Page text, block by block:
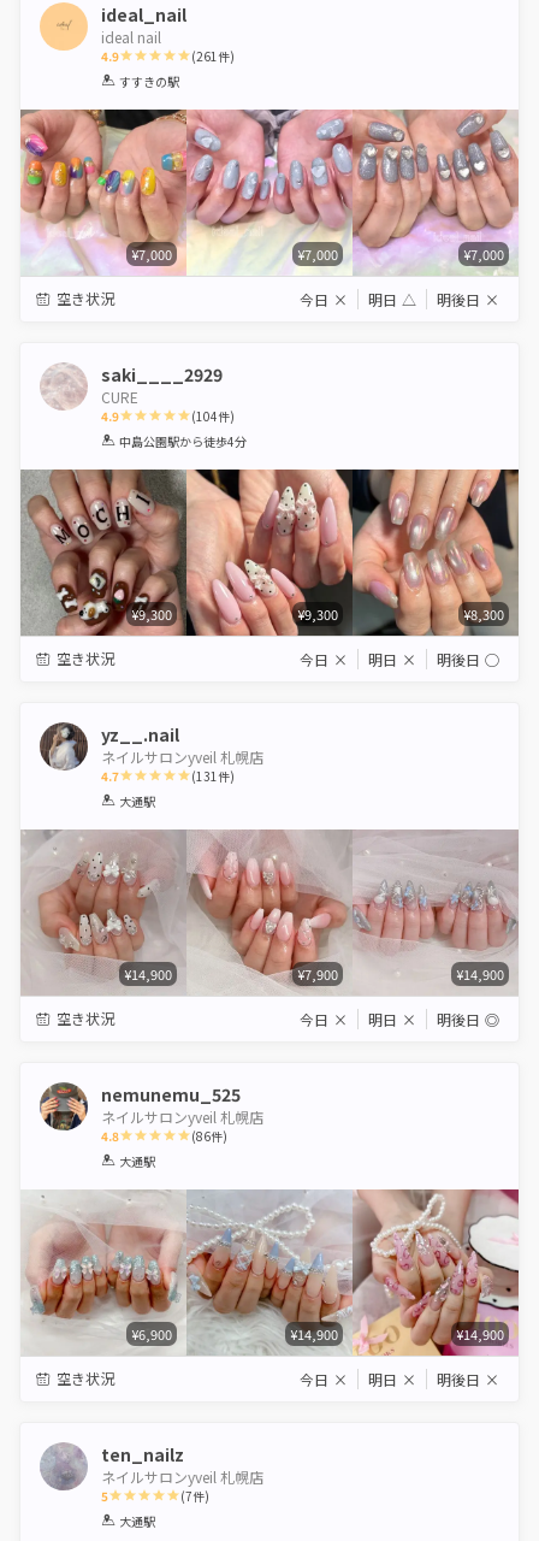
ideal_nail
ideal nail
4.9
1 2 3 4 5
(261件)
すすきの駅
¥7,000 ¥7,000 ¥7,000
空き状況 今日 × 明日 △ 明後日 ×
saki____2929
CURE
4.9
1 2 3 4 5
(104件)
中島公園駅から徒歩4分
¥9,300 ¥9,300 ¥8,300
空き状況 今日 × 明日 × 明後日 ◯
yz__.nail
ネイルサロンyveil 札幌店
4.7
1 2 3
(131件)
大通駅
¥14,900 ¥7,900 ¥14,900
空き状況 今日 × 明日 × 明後日 ◎
nemunemu_525
ネイルサロンyveil 札幌店
4.8
1 2 3
(86件)
大通駅
¥6,900 ¥14,900 ¥14,900
空き状況 今日 × 明日 × 明後日 ×
ten_nailz
ネイルサロンyveil 札幌店
5
1 2 3 4
(7件)
大通駅